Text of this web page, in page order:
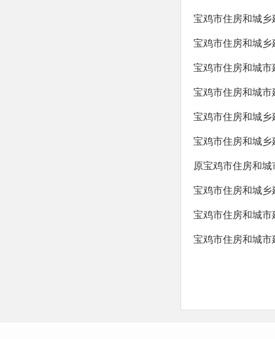
宝鸡市住房和城乡
宝鸡市住房和城乡
宝鸡市住房和城市
宝鸡市住房和城市
宝鸡市住房和城乡
宝鸡市住房和城乡
原宝鸡市住房和
宝鸡市住房和城
宝鸡市住房和城市
宝鸡市住房和城市